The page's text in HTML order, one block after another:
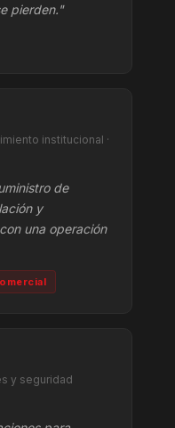
pierden."
institucional ·
de
y
una operación
y seguridad